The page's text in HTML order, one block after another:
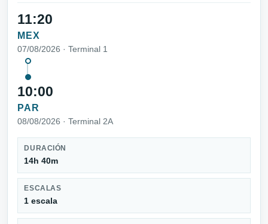
11:20
MEX
07/08/2026 · Terminal 1
10:00
PAR
08/08/2026 · Terminal 2A
DURACIÓN
14h 40m
ESCALAS
1 escala